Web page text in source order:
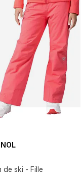
de ski - Fille